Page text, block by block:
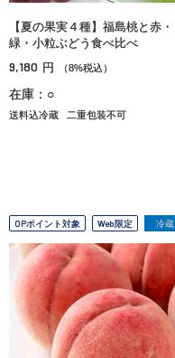
【夏の果実４種】福島桃と赤・
緑・小粒ぶどう食べ比べ
9,180 円 （8%税込）
在庫：○
送料込冷蔵 二重包装不可
OPポイント対象 Web限定 冷蔵